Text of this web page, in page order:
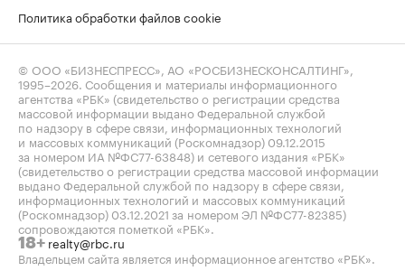
Политика обработки файлов cookie
© ООО «БИЗНЕСПРЕСС», АО «РОСБИЗНЕСКОНСАЛТИНГ»,
1995–2026 . Сообщения и материалы информационного
агентства «РБК» (свидетельство о регистрации средства
массовой информации выдано Федеральной службой
по надзору в сфере связи, информационных технологий
и массовых коммуникаций (Роскомнадзор) 09.12.2015
за номером ИА №ФС77-63848) и сетевого издания «РБК»
(свидетельство о регистрации средства массовой информации
выдано Федеральной службой по надзору в сфере связи,
информационных технологий и массовых коммуникаций
(Роскомнадзор) 03.12.2021 за номером ЭЛ №ФС77-82385)
сопровождаются пометкой «РБК».
18+ realty@rbc.ru
Владельцем сайта является информационное агентство «РБК».